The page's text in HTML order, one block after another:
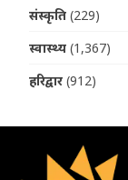
संस्कृति (229)
स्वास्थ्य (1,367)
हरिद्वार (912)